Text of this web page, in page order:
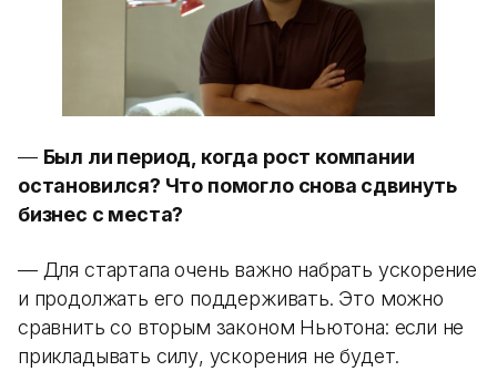
— Был ли период, когда рост компании
остановился? Что помогло снова сдвинуть
бизнес с места?
— Для стартапа очень важно набрать ускорение
и продолжать его поддерживать. Это можно
сравнить со вторым законом Ньютона: если не
прикладывать силу, ускорения не будет.